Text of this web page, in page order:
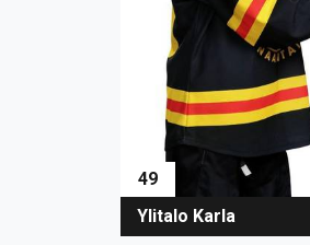
49
Ylitalo Karla